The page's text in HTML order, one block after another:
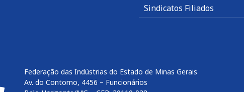
Sindicatos Filiados
Federação das Indústrias do Estado de Minas Gerais
Av. do Contorno, 4456 – Funcionários